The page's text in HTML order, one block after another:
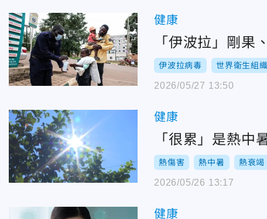
健康
「伊波拉」剛果
伊波拉病毒 世界衛生組織
2026/05/27 13:50
健康
「很累」是熱
熱傷害 熱中暑 熱衰竭
2026/05/26 13:17
健康